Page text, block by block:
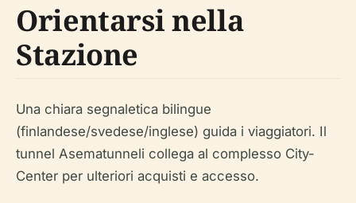
Orientarsi nella
Stazione
Una chiara segnaletica bilingue
(finlandese/svedese/inglese) guida i viaggiatori. Il
tunnel Asematunneli collega al complesso City-
Center per ulteriori acquisti e accesso.